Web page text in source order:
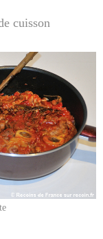
cuisson